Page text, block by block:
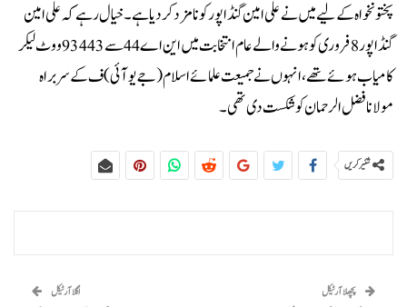
پختونخواہ کے لیے میں نے علی امین گنڈاپور کو نامزد کر دیا ہے۔خیال رہے کہ علی امین
گنڈاپور 8 فروری کو ہونے والے عام انتخابت میں این اے 44 سے 93443 ووٹ لیکر
کامیاب ہوئے تھے، انہوں نے جمیعت علمائے اسلام (جے یو آئی) ف کے سربراہ
مولانا فضل الرحمان کو شکست دی تھی۔
شئیر کریں
پچھلا آرٹیکل اگلا آرٹیکل